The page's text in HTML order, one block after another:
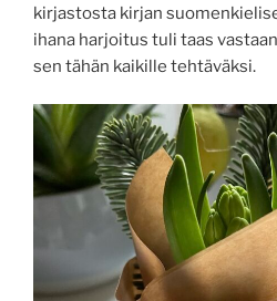
kirjastosta kirjan
ihana harjoitus tuli taas
sen tähän kaikille tehtäväksi.